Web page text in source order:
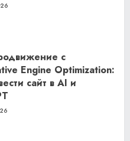
с
Engine Optimization:
сайт в AI и